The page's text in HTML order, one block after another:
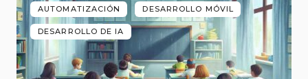
AUTOMATIZACIÓN DESARROLLO MÓVIL
DESARROLLO DE IA